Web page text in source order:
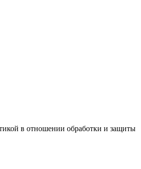
в отношении обработки и защиты